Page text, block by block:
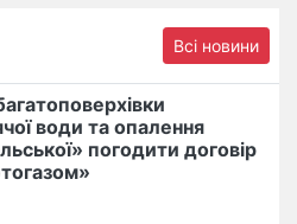
Всі новини
води та опалення
погодити договір